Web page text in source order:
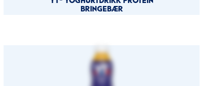
BRINGEBÆR